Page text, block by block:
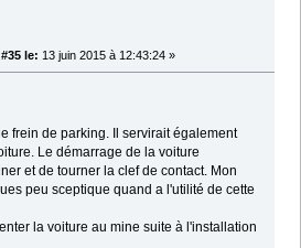
le: 13 juin 2015 à 12:43:24 »
frein de parking. Il servirait également
Le démarrage de la voiture
et de tourner la clef de contact. Mon
peu sceptique quand a l'utilité de cette
la voiture au mine suite à l'installation